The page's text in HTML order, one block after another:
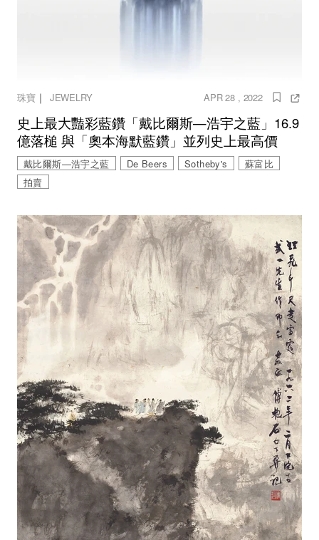
珠寶｜ JEWELRY APR 28 , 2022
史上最大豔彩藍鑽「戴比爾斯—浩宇之藍」16.9
億落槌 與「奧本海默藍鑽」並列史上最高價
戴比爾斯—浩宇之藍 De Beers Sotheby's
蘇富比
拍賣